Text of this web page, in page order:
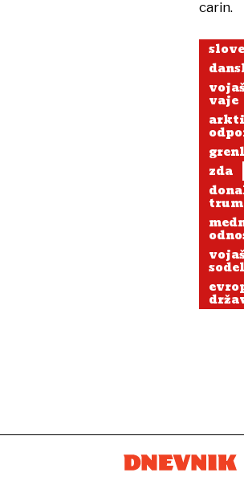
carin.
vaje
zda